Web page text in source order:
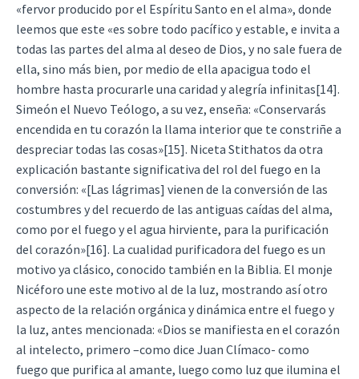
«fervor producido por el Espíritu Santo en el alma», donde
leemos que este «es sobre todo pacífico y estable, e invita a
todas las partes del alma al deseo de Dios, y no sale fuera de
ella, sino más bien, por medio de ella apacigua todo el
hombre hasta procurarle una caridad y alegría infinitas[14].
Simeón el Nuevo Teólogo, a su vez, enseña: «Conservarás
encendida en tu corazón la llama interior que te constriñe a
despreciar todas las cosas»[15]. Niceta Stithatos da otra
explicación bastante significativa del rol del fuego en la
conversión: «[Las lágrimas] vienen de la conversión de las
costumbres y del recuerdo de las antiguas caídas del alma,
como por el fuego y el agua hirviente, para la purificación
del corazón»[16]. La cualidad purificadora del fuego es un
motivo ya clásico, conocido también en la Biblia. El monje
Nicéforo une este motivo al de la luz, mostrando así otro
aspecto de la relación orgánica y dinámica entre el fuego y
la luz, antes mencionada: «Dios se manifiesta en el corazón
al intelecto, primero –como dice Juan Clímaco- como
fuego que purifica al amante, luego como luz que ilumina el